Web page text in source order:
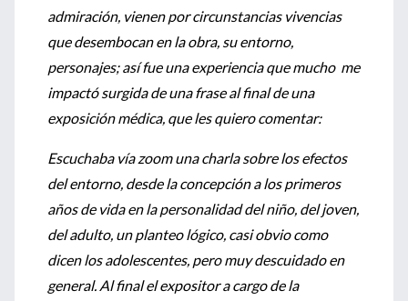
admiración, vienen por circunstancias vivencias
que desembocan en la obra, su entorno,
personajes; así fue una experiencia que mucho me
impactó surgida de una frase al final de una
exposición médica, que les quiero comentar:
Escuchaba vía zoom una charla sobre los efectos
del entorno, desde la concepción a los primeros
años de vida en la personalidad del niño, del joven,
del adulto, un planteo lógico, casi obvio como
dicen los adolescentes, pero muy descuidado en
general. Al final el expositor a cargo de la